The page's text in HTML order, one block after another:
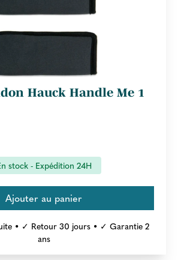
Hauck Handle Me 1
stock - Expédition 24H
• ✓ Retour 30 jours • ✓ Garantie 2
ans